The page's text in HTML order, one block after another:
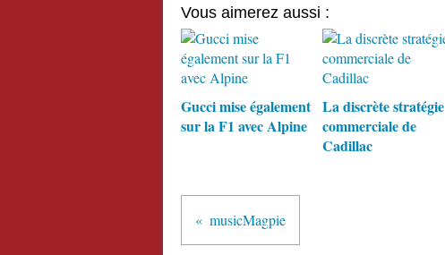
Vous aimerez aussi :
Gucci mise également
sur la F1 avec Alpine
La discrète stratégie
commerciale de
Cadillac
musicMagpie